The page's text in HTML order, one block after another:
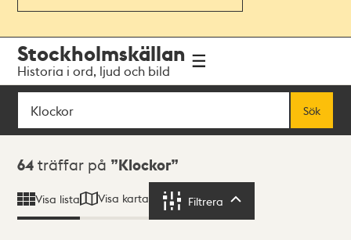
navigationen
huvudinnehållet
Stockholmskällan
Historia i ord, ljud och bild
Sök
Sök
Sökresultat
64 träffar på Klockor
Visa lista Visa karta Filtrera